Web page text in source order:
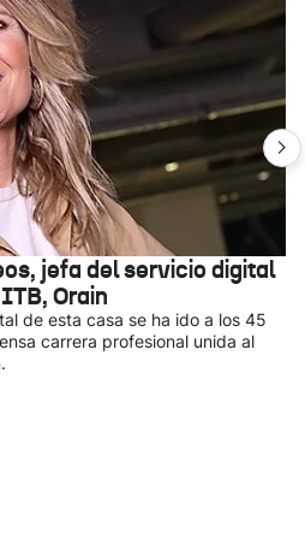
jefa del servicio digital
Orain
de esta casa se ha ido a los 45
carrera profesional unida al